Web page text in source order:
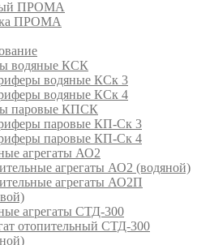
ПРОМА
ПРОМА
водяные КСК
водяные КСк 3
водяные КСк 4
паровые КПСК
паровые КП-Ск 3
паровые КП-Ск 4
агрегаты АО2
агрегаты АО2 (водяной)
агрегаты АО2П
агрегаты СТД-300
отопительный СТД-300